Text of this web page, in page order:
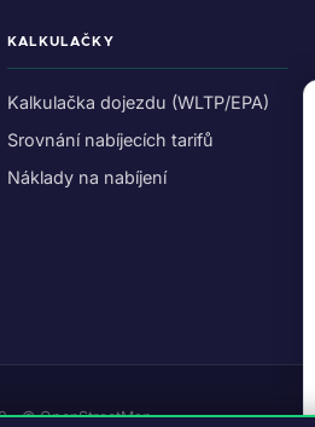
KALKULAČKY
Kalkulačka dojezdu (WLTP/EPA)
Srovnání nabíjecích tarifů
Náklady na nabíjení
·© OpenStreetMap